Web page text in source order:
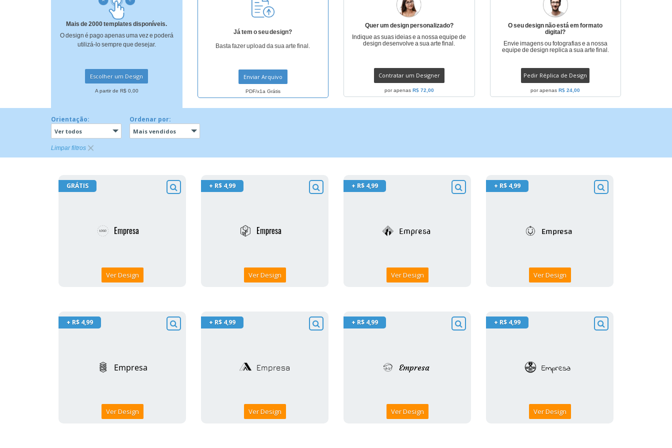
Mais de 2000 templates disponíveis.
O design é pago apenas uma vez e poderá
utilizá-lo sempre que desejar.
Escolher um Design
A partir de R$ 0,00
Já tem o seu design?
Basta fazer upload da sua arte final.
Enviar Arquivo
PDF/x1a Grátis
Quer um design personalizado?
Indique as suas ideias e a nossa equipe de
design desenvolve a sua arte final.
Contratar um Designer
por apenas R$ 72,00
O seu design não está em formato
digital?
Envie imagens ou fotografias e a nossa
equipe de design replica a sua arte final.
Pedir Réplica de Design
por apenasR$ 24,00
Orientação:
Ver todos
Ordenar por:
Mais vendidos
Limpar filtros
GRÁTIS
Ver Design
+ R$ 4,99
Ver Design
+ R$ 4,99
Ver Design
+ R$ 4,99
Ver Design
+ R$ 4,99
Ver Design
+ R$ 4,99
Ver Design
+ R$ 4,99
Ver Design
+ R$ 4,99
Ver Design